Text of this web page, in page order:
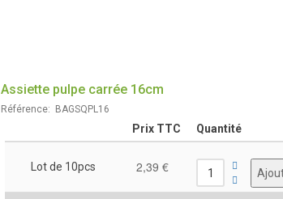
Assiette pulpe carrée 16cm
Référence: BAGSQPL16
Prix TTC Quantité
Lot de 10pcs 2,39 €